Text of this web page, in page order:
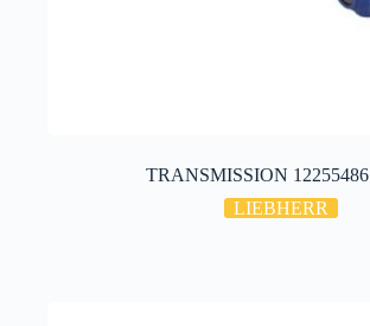
TRANSMISSION 12255486
LIEBHERR